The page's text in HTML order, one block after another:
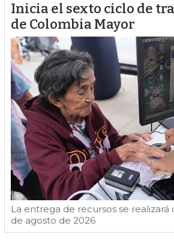
Inicia el sexto ciclo de
de Colombia Mayor
La entrega de recursos se realizará
de agosto de 2026